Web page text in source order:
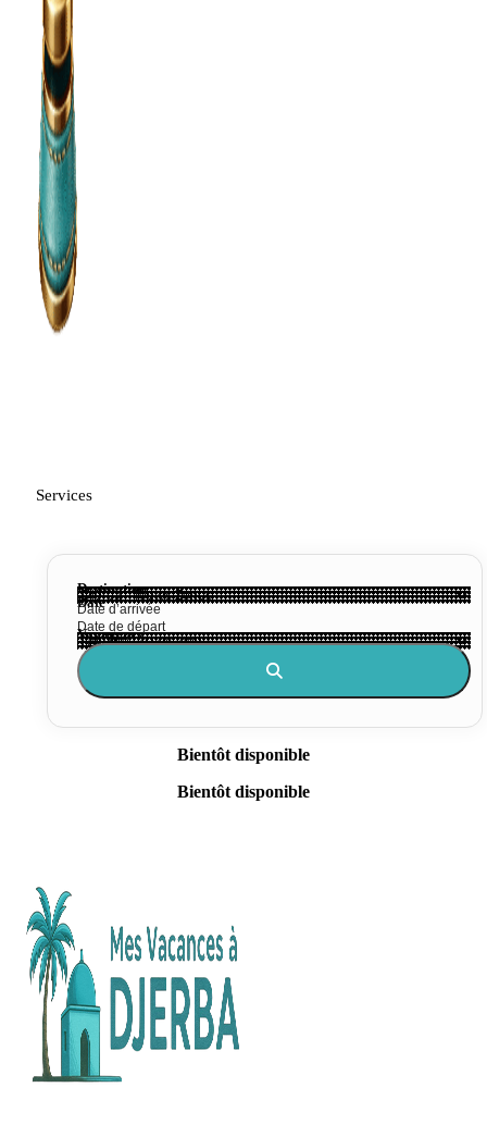
Services
Destination
Date
Voyageurs
Bientôt disponible
Bientôt disponible